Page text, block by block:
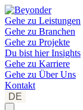
Gehe zu Leistungen
Gehe zu Branchen
Gehe zu Projekte
Du bist hierInsights
Gehe zu Karriere
Gehe zu Über Uns
Kontakt
DE